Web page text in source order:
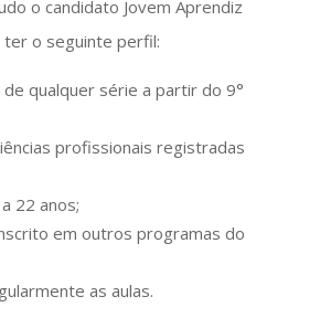
o candidato Jovem Aprendiz
o seguinte perfil:
qualquer série a partir do 9°
profissionais registradas
22 anos;
em outros programas do
as aulas.